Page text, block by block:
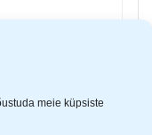
meie küpsiste